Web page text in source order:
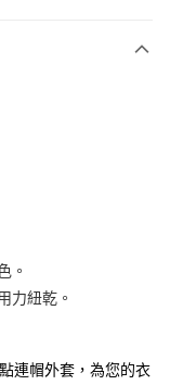
用無須另外申請。
跳轉到大哥付的交易
止日，確認付款後即完
。
力紐乾。
連帽外套，為您的衣